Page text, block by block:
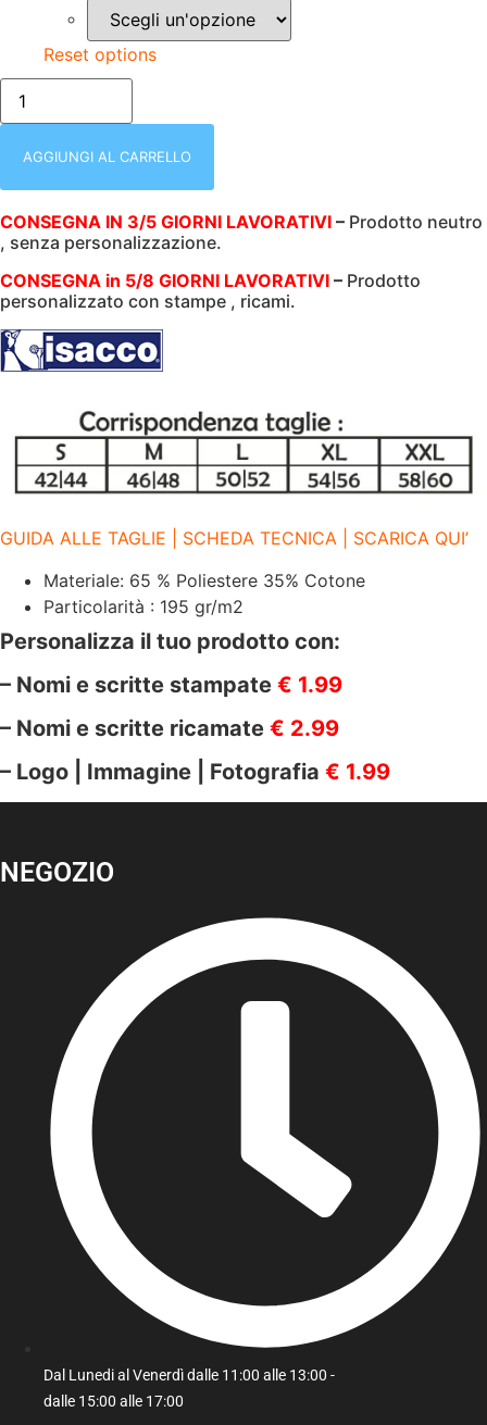
Reset options
CAMICE
UOMO
|
IN
|
BOTTONI
PRESSIONE
|
195
GR/M2
|
ISACCO
AGGIUNGI AL CARRELLO
CONSEGNA IN 3/5 GIORNI LAVORATIVI – Prodotto neutro
, senza personalizzazione.
CONSEGNA in 5/8 GIORNI LAVORATIVI – Prodotto
personalizzato con stampe , ricami.
GUIDA ALLE TAGLIE | SCHEDA TECNICA | SCARICA QUI’
Materiale: 65 % Poliestere 35% Cotone
Particolarità : 195 gr/m2
Personalizza il tuo prodotto con:
– Nomi e scritte stampate € 1.99
– Nomi e scritte ricamate € 2.99
– Logo | Immagine | Fotografia € 1.99
NEGOZIO
Dal Lunedi al Venerdì dalle 11:00 alle 13:00 -
dalle 15:00 alle 17:00